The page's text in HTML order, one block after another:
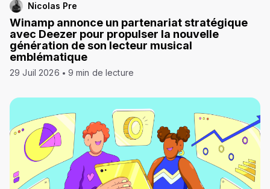
Nicolas Pre
Winamp annonce un partenariat stratégique
avec Deezer pour propulser la nouvelle
génération de son lecteur musical
emblématique
29 Juil 2026 9 min de lecture